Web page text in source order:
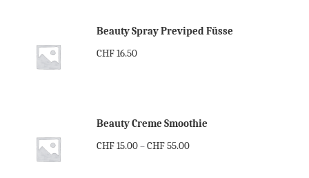
Beauty Spray Previped Füsse
CHF16.50
Beauty Creme Smoothie
CHF15.00–CHF55.00